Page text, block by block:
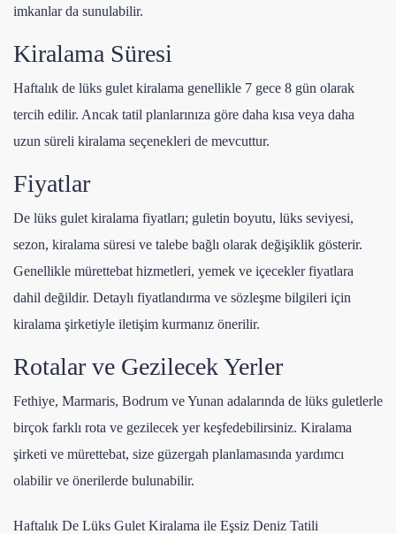
imkanlar da sunulabilir.
Kiralama Süresi
Haftalık de lüks gulet kiralama genellikle 7 gece 8 gün olarak
tercih edilir. Ancak tatil planlarınıza göre daha kısa veya daha
uzun süreli kiralama seçenekleri de mevcuttur.
Fiyatlar
De lüks gulet kiralama fiyatları; guletin boyutu, lüks seviyesi,
sezon, kiralama süresi ve talebe bağlı olarak değişiklik gösterir.
Genellikle mürettebat hizmetleri, yemek ve içecekler fiyatlara
dahil değildir. Detaylı fiyatlandırma ve sözleşme bilgileri için
kiralama şirketiyle iletişim kurmanız önerilir.
Rotalar ve Gezilecek Yerler
Fethiye, Marmaris, Bodrum ve Yunan adalarında de lüks guletlerle
birçok farklı rota ve gezilecek yer keşfedebilirsiniz. Kiralama
şirketi ve mürettebat, size güzergah planlamasında yardımcı
olabilir ve önerilerde bulunabilir.
Haftalık De Lüks Gulet Kiralama ile Eşsiz Deniz Tatili